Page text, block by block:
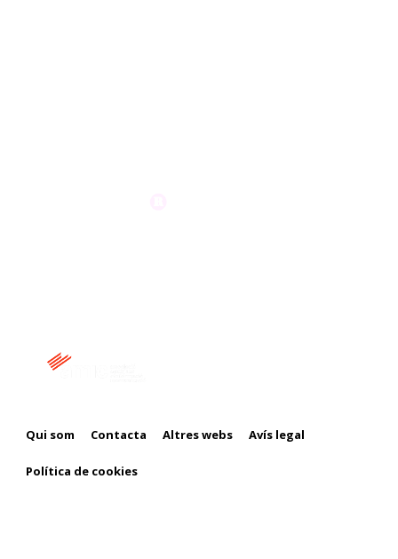
Qui som Contacta Altres webs Avís legal
Política de cookies